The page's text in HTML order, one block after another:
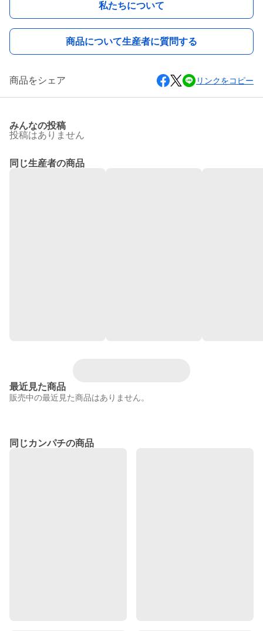
私たちについて
商品について生産者に質問する
商品をシェア リンクをコピー
みんなの投稿
投稿はありません
同じ生産者の商品
最近見た商品
販売中の最近見た商品はありません。
同じカンパチの商品